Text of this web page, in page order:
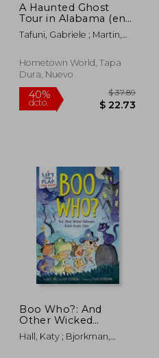
40%
dcto.
A Haunted Ghost
Tour in Alabama (en
Inglés)
Tafuni, Gabriele ; Martin,
Hometown World, Tapa
Dura, Nuevo
Boo Who?: And
Other Wicked
Halloween Knock-
Knock Jokes (en
Hall, Katy ; Bjorkman,